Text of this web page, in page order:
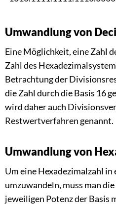
Umwandlung von
Eine Möglichkeit, eine Zahl
Zahl des
Betrachtung der
die Zahl durch die Basis 16
wird daher auch
Restwertverfahren genannt.
Umwandlung von
Um eine Hexadezimalzahl in
umzuwandeln, muss man
jeweiligen Potenz der Basis